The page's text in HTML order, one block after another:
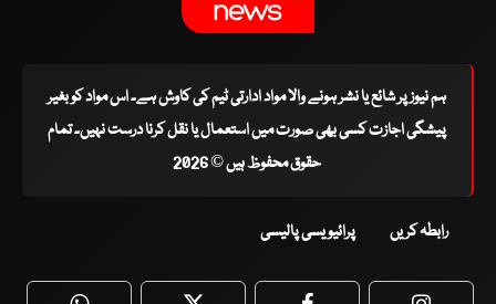
ہم نیوز پر شائع یا نشر ہونے والا مواد ادارتی ٹیم کی کاوش ہے۔ اس مواد کو بغیر
پیشگی اجازت کسی بھی صورت میں استعمال یا نقل کرنا درست نہیں۔ تمام
حقوق محفوظ ہیں © 2026
رابطہ کریں پرائیویسی پالیسی